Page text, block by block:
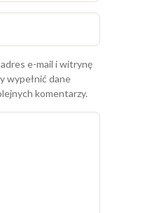
e-mail i witrynę
wypełnić dane
komentarzy.